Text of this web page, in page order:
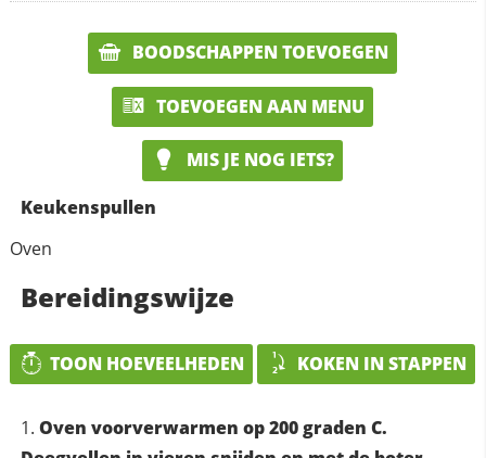
BOODSCHAPPEN TOEVOEGEN
TOEVOEGEN AAN MENU
MIS JE NOG IETS?
Keukenspullen
Oven
Bereidingswijze
TOON HOEVEELHEDEN KOKEN IN STAPPEN
Oven voorverwarmen op 200 graden C.